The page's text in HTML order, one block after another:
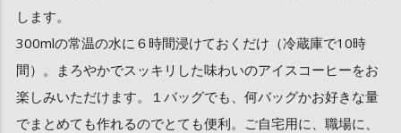
します。
300mlの常温の水に６時間浸けておくだけ（冷蔵庫で10時
間）。まろやかでスッキリした味わいのアイスコーヒーをお
楽しみいただけます。１バッグでも、何バッグかお好きな量
でまとめても作れるのでとても便利。ご自宅用に、職場に、